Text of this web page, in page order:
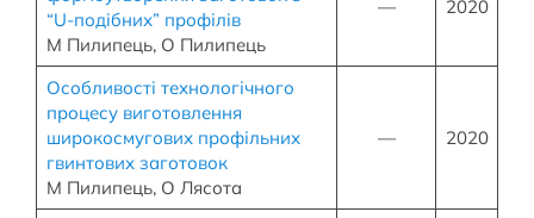
“U-подібних” профілів
М Пилипець, О Пилипець
— 2020
Особливості технологічного
процесу виготовлення
широкосмугових профільних
гвинтових заготовок
М Пилипець, О Лясота
— 2020